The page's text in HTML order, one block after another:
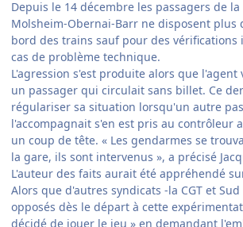
Depuis le 14 décembre les passagers de
Molsheim-Obernai-Barr ne disposent plus
bord des trains sauf pour des vérifications
cas de problème technique.
L'agression s'est produite alors que
un passager qui circulait sans billet. Ce
régulariser sa situation lorsqu'un autre
l'accompagnait s'en est pris au contrôleur
un coup de tête. « Les gendarmes se
la gare, ils sont intervenus », a précisé
L'auteur des faits aurait été appréhendé
Alors que d'autres syndicats -la CGT et
opposés dès le départ à cette
décidé de jouer le jeu » en demandant